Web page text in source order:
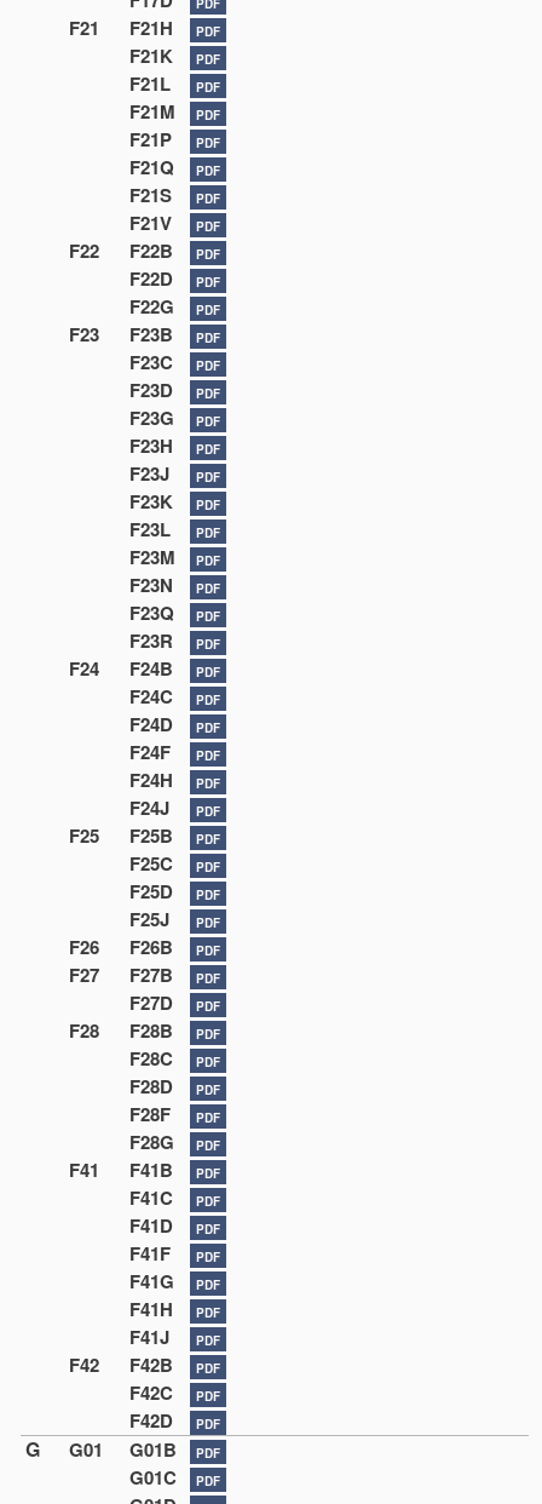
PDF
F21 F21H PDF
F21K PDF
F21L PDF
F21M PDF
F21P PDF
F21Q PDF
F21S PDF
F21V PDF
F22 F22B PDF
F22D PDF
F22G PDF
F23 F23B PDF
F23C PDF
F23D PDF
F23G PDF
F23H PDF
F23J PDF
F23K PDF
F23L PDF
F23M PDF
F23N PDF
F23Q PDF
F23R PDF
F24 F24B PDF
F24C PDF
F24D PDF
F24F PDF
F24H PDF
F24J PDF
F25 F25B PDF
F25C PDF
F25D PDF
F25J PDF
F26 F26B PDF
F27 F27B PDF
F27D PDF
F28 F28B PDF
F28C PDF
F28D PDF
F28F PDF
F28G PDF
F41 F41B PDF
F41C PDF
F41D PDF
F41F PDF
F41G PDF
F41H PDF
F41J PDF
F42 F42B PDF
F42C PDF
F42D PDF
G G01 G01B PDF
G01C PDF